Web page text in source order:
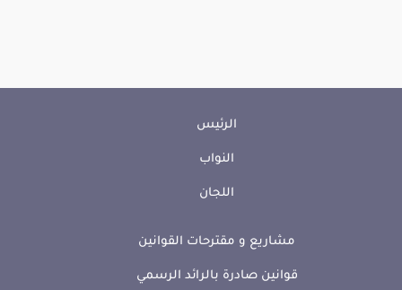
الرئيس
النواب
اللجان
مشاريع و مقترحات القوانين
قوانين صادرة بالرائد الرسمي